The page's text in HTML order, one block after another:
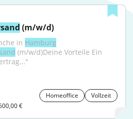
(m/w/d)
in Hamburg
(m/w/d)Deine Vorteile Ein
Homeoffice
Vollzeit
€